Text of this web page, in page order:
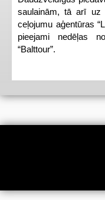
saulainām, tā arī uz
ceļojumu aģentūras
pieejami nedēļas
“Balttour”.